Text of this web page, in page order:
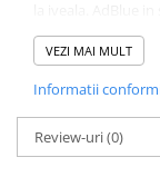
statii de
la alte puncte de
expirare inainte
Nota
Umpleti
ca noul nivel de
VEZI MAI MULT
Informatii
Review-uri(0)